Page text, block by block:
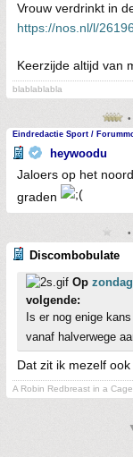
Vrouw verdrinkt in
https://nos.nl/l/
Keerzijde altijd van
blablablabla
Eindredactie Sport /
heywoodu
Jaloers op het
graden
Discombobulate
Op
volgende:
Is er nog enige
vanaf halverwege
Dat zit ik mezelf
A Robin Redbreast in a